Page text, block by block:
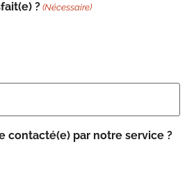
? (Nécessaire)
contacté(e) par notre service ?